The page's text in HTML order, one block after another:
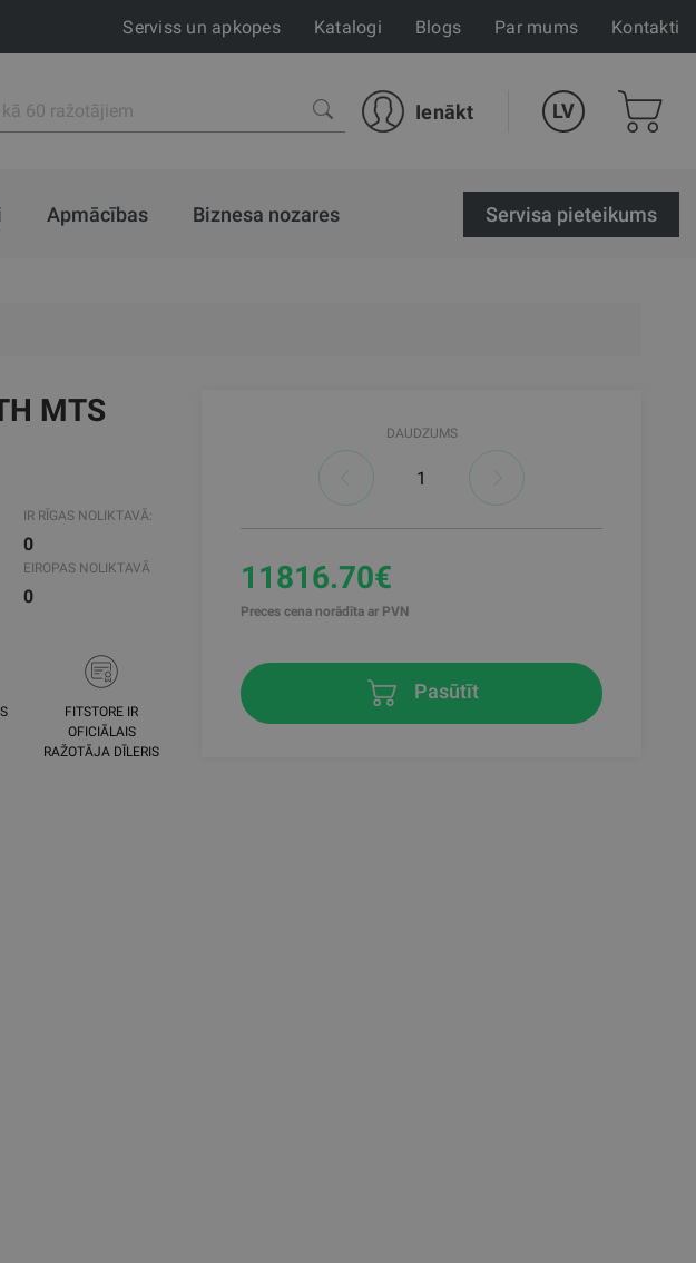
Serviss un apkopes Katalogi Blogs Par mums Kontakti
Ienākt LV
Apmācības Biznesa nozares Servisa pieteikums
MTS
IR RĪGAS NOLIKTAVĀ:
0
EIROPAS NOLIKTAVĀ
0
FITSTORE IR
OFICIĀLAIS
RAŽOTĀJA DĪLERIS
DAUDZUMS
11816.70€
Preces cena norādīta ar PVN
Pasūtīt